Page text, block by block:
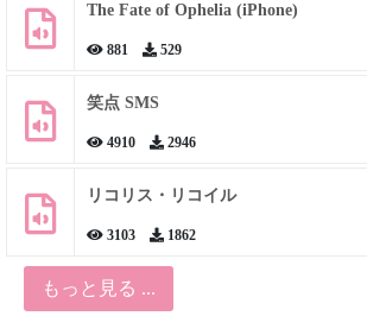
The Fate of Ophelia (iPhone)
881 529
笑点 SMS
4910 2946
リコリス・リコイル
3103 1862
もっと見る ...